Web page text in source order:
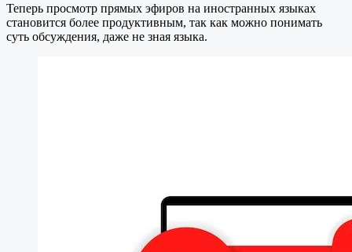
Теперь просмотр прямых эфиров на иностранных языках
становится более продуктивным, так как можно понимать
суть обсуждения, даже не зная языка.